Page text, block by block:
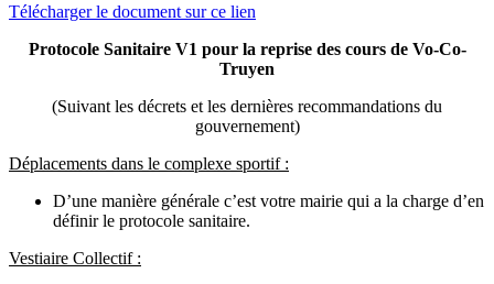
Télécharger le document sur ce lien
Protocole Sanitaire V1 pour la reprise des cours de Vo-Co-
Truyen
(Suivant les décrets et les dernières recommandations du
gouvernement)
Déplacements dans le complexe sportif :
D’une manière générale c’est votre mairie qui a la charge d’en
définir le protocole sanitaire.
Vestiaire Collectif :